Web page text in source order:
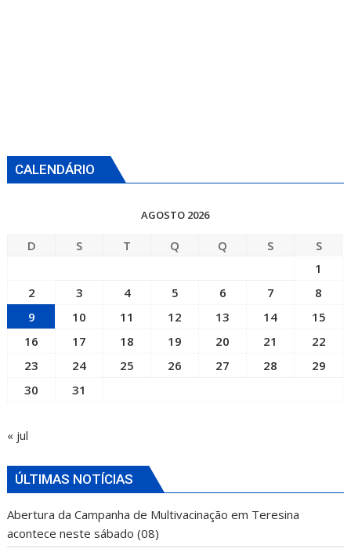
CALENDÁRIO
AGOSTO 2026
D S T Q Q S
S
1
2
3 4 5 6 7
8
9
10 11 12 13 14
15
16
17 18 19 20 21
22
23
24 25 26 27 28
29
30
31
« jul
ÚLTIMAS NOTÍCIAS
Abertura da Campanha de Multivacinação em Teresina
acontece neste sábado (08)